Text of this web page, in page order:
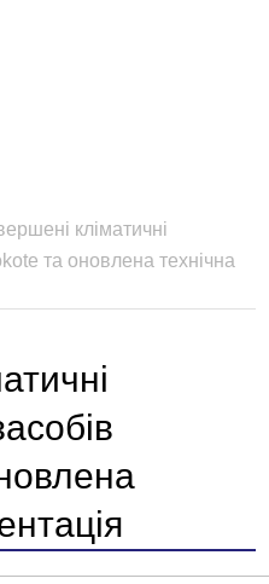
кліматичні
та оновлена технічна